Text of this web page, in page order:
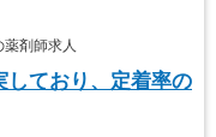
剤師求人
ており、定着率の